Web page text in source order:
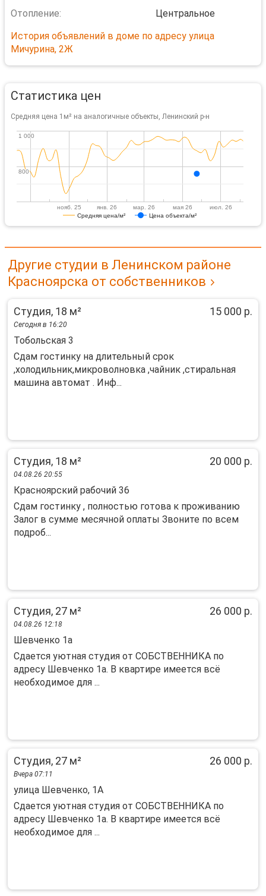
Отопление:
Центральное
История объявлений в доме по адресу улица
Мичурина, 2Ж
Статистика цен
Средняя цена 1м² на аналогичные объекты, Ленинский р-н
Средняя цена/м² Цена объекта/м²
нояб. 25 янв. 26 мар. 26 мая 26 июл. 26
800
800
1 000
1 000
Другие студии в Ленинском районе
Красноярска от собственников
Студия, 18 м² 15 000 р.
Сегодня в 16:20
Тобольская 3
Сдам гостинку на длительный срок
,холодильник,микроволновка ,чайник ,стиральная
машина автомат . Инф...
Студия, 18 м² 20 000 р.
04.08.26 20:55
Красноярский рабочий 36
Сдам гостинку , полностью готова к проживанию
Залог в сумме месячной оплаты Звоните по всем
подроб...
Студия, 27 м² 26 000 р.
04.08.26 12:18
Шевченко 1а
Cдaется уютнaя студия от СОБСТВЕННИКА пo
адресу Шевчeнко 1a. В квaртирe имеется вcё
нeoбxoдимoе для ...
Студия, 27 м² 26 000 р.
Вчера 07:11
улица Шевченко, 1А
Cдaется уютнaя студия от СОБСТВЕННИКА пo
адресу Шевчeнко 1a. В квaртирe имеется вcё
нeoбxoдимoе для ...